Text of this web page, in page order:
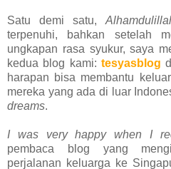
Satu demi satu,
terpenuhi, bahkan setelah
ungkapan rasa syukur, saya
kedua blog kami: tesyasblog
harapan bisa membantu
mereka yang ada di luar
dreams.
I was very happy when I
pembaca blog yang
perjalanan keluarga ke